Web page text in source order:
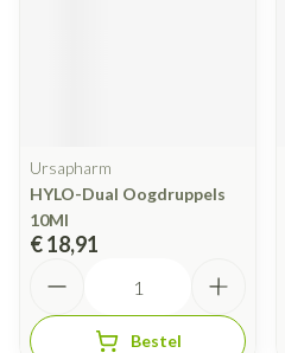
Ursapharm
HYLO-Dual Oogdruppels
10Ml
€ 18,91
Bestel